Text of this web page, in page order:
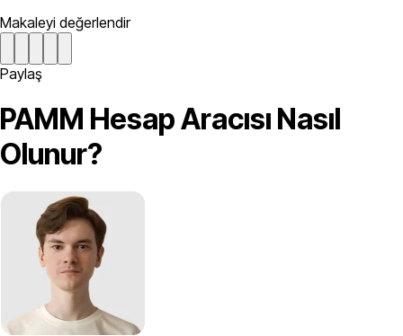
Makaleyi değerlendir
Paylaş
PAMM Hesap Aracısı Nasıl
Olunur?